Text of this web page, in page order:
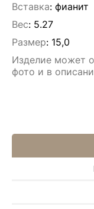
Вставка: фианит
Вес: 5.27
Размер: 15,0
Изделие может
фото и в
Алла